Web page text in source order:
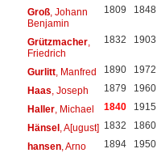
Groß, Johann
Benjamin
1809 1848
Grützmacher,
Friedrich
1832 1903
Gurlitt, Manfred 1890 1972
Haas , Joseph 1879 1960
Haller, Michael 1840 1915
Hänsel, A[ugust] 1832 1860
hansen, Arno 1894 1950